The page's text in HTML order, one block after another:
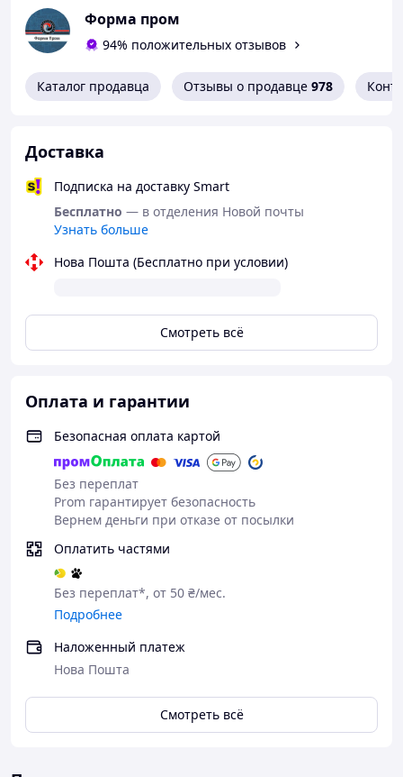
Форма пром
94% положительных отзывов
Каталог продавца Отзывы о продавце 978
Доставка
Подписка на доставку Smart
Бесплатно — в отделения Новой почты
Узнать больше
Нова Пошта (Бесплатно при условии)
Смотреть всё
Оплата и гарантии
Безопасная оплата картой
Без переплат
Prom гарантирует безопасность
Вернем деньги при отказе от посылки
Оплатить частями
Без переплат*, от 50 ₴/мес.
Подробнее
Наложенный платеж
Нова Пошта
Смотреть всё